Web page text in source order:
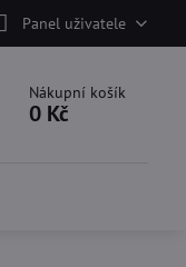
Panel uživatele
Nákupní košík
0 Kč